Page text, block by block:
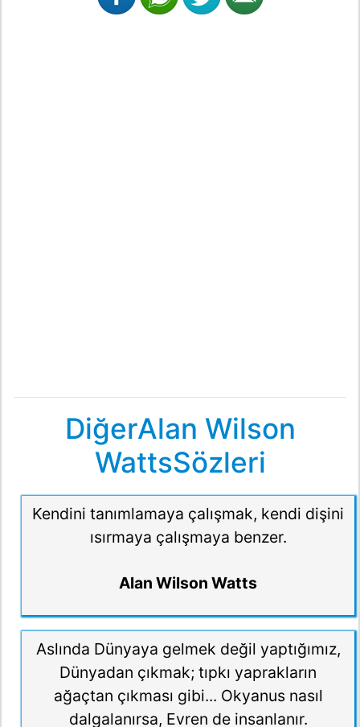
DiğerAlan Wilson
WattsSözleri
Kendini tanımlamaya çalışmak, kendi dişini
ısırmaya çalışmaya benzer.
Alan Wilson Watts
Aslında Dünyaya gelmek değil yaptığımız,
Dünyadan çıkmak; tıpkı yaprakların
ağaçtan çıkması gibi... Okyanus nasıl
dalgalanırsa, Evren de insanlanır.